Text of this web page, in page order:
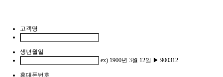
고객명
생년월일
ex) 1900년 3월 12일 ▶ 900312
휴대폰번호